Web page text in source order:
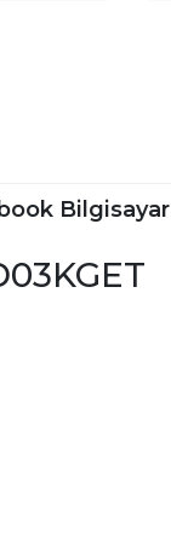
Bilgisayar